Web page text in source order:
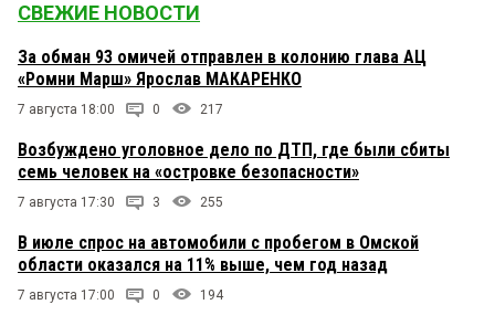
СВЕЖИЕ НОВОСТИ
За обман 93 омичей отправлен в колонию глава АЦ
«Ромни Марш» Ярослав МАКАРЕНКО
7 августа 18:00 0 217
Возбуждено уголовное дело по ДТП, где были сбиты
семь человек на «островке безопасности»
7 августа 17:30 3 255
В июле спрос на автомобили с пробегом в Омской
области оказался на 11% выше, чем год назад
7 августа 17:00 0 194